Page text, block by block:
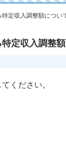
収入調整額につい
収入調整額
ください。